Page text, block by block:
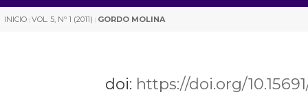
INICIO | VOL. 5, Nº 1 (2011) | GORDO MOLINA
doi: https://doi.org/